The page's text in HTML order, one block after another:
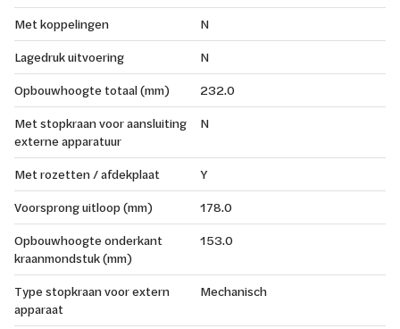
Met koppelingen
N
Lagedruk uitvoering
N
Opbouwhoogte totaal (mm)
232.0
Met stopkraan voor aansluiting
externe apparatuur
N
Met rozetten / afdekplaat
Y
Voorsprong uitloop (mm)
178.0
Opbouwhoogte onderkant
kraanmondstuk (mm)
153.0
Type stopkraan voor extern
apparaat
Mechanisch